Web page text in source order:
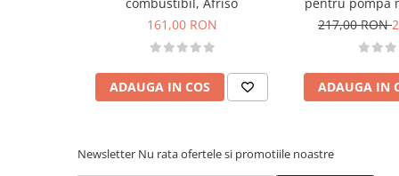
161,00 RON
ADAUGA IN COS
70-
217,00 RON
ADAUGA IN
Newsletter Nu rata ofertele si promotiile noastre